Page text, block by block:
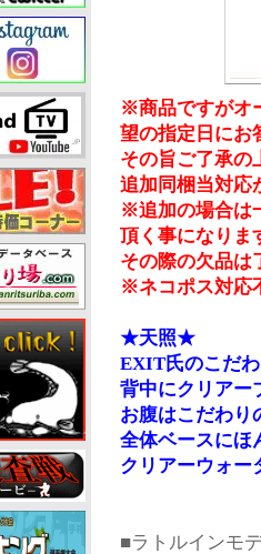
※商品ですがオ
望の指定日にお
その旨ご了承の
追加同梱当対応
※追加の場合は
頂く事になりま
その際の欠品は
※ネコポス対応
★天照★
EXIT氏のこだ
背中にクリアー
お腹はこだわり
全体ベースにほ
クリアーウォー
■ラトルインモ